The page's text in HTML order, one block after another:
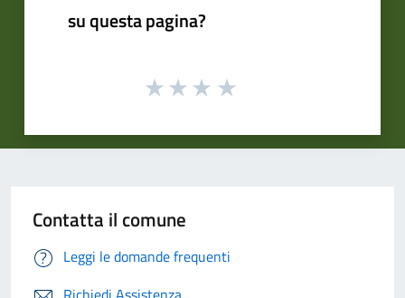
su questa pagina?
Contatta il comune
Leggi le domande frequenti